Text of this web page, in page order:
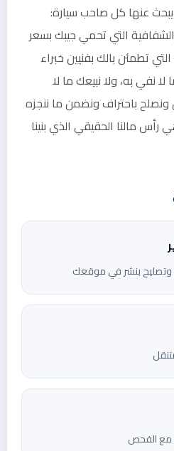
يبحث عنها كل صاحب سيارة:
التي تحمي جيبك بسعر
تطمئن بالك بفنيين خبراء
نفي به، ولا نبيعك ما لا
باحتراف ونضمن ما ننجزه
مالنا الحقيقي الذي بنينا
وتصليح بنشر في موقعك
مع الفحص